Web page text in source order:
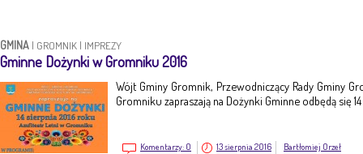
GMINA | GROMNIK | IMPREZY
Gminne Dożynki w Gromniku 2016
Wójt Gminy Gromnik, Przewodniczący Rady Gminy
Gromniku zapraszają na Dożynki Gminne odbędą się
Komentarzy: 0 13 sierpnia 2016 Bartłomiej Orzeł